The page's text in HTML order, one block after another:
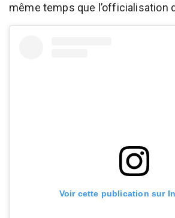
même temps que l’officialisation
Voir cette publication sur